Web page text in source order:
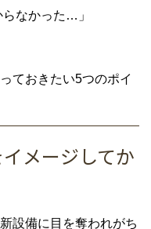
らなかった…」
ておきたい5つのポイ
メージしてか
設備に目を奪われがち